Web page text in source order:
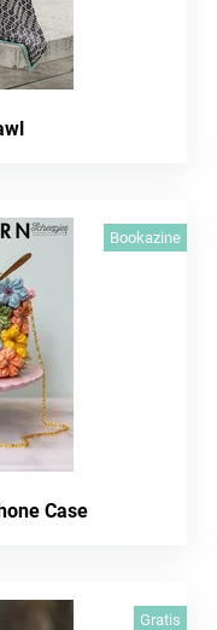
Bookazine
Case
Gratis